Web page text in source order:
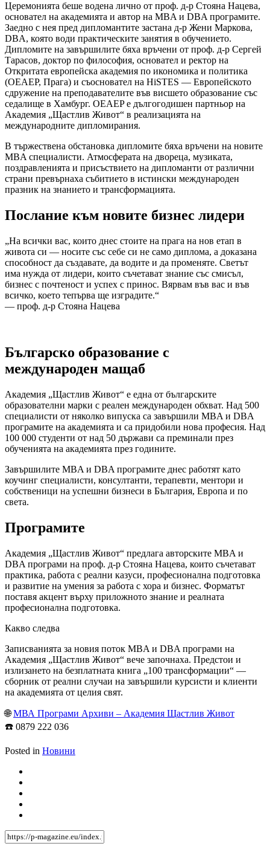
Церемонията беше водена лично от проф. д-р Стояна Нацева,
основател на академията и автор на MBA и DBA програмите.
Заедно с нея пред дипломантите застана д-р Жени Маркова,
DBA, която води практическите занятия в обучението.
Дипломите на завършилите бяха връчени от проф. д-р Сергей
Тарасов, доктор по философия, основател и ректор на
Откритата европейска академия по икономика и политика
(OEAEP, Прага) и съосновател на HiSTES — Европейското
сдружение на преподавателите във висшето образование със
седалище в Хамбург. OEAEP е дългогодишен партньор на
Академия „Щастлив Живот“ в реализацията на
международните дипломирания.
В тържествена обстановка дипломите бяха връчени на новите
MBA специалисти. Атмосферата на двореца, музиката,
поздравленията и присъствието на дипломанти от различни
страни превърнаха събитието в истински международен
празник на знанието и трансформацията.
Послание към новите бизнес лидери
„На всички вас, които днес стоите на прага на нов етап в
живота си — носите със себе си не само диплома, а доказана
способност да създавате, да водите и да променяте. Светът
има нужда от лидери, които съчетават знание със смисъл,
бизнес с почтеност и успех с принос. Вярвам във вас и във
всичко, което тепърва ще изградите.“
— проф. д-р Стояна Нацева
Българско образование с
международен мащаб
Академия „Щастлив Живот“ е една от българските
образователни марки с реален международен обхват. Над 500
специалисти от няколко випуска са завършили MBA и DBA
програмите на академията и са придобили нова професия. Над
100 000 студенти от над 50 държави са преминали през
обученията на академията през годините.
Завършилите MBA и DBA програмите днес работят като
коучинг специалисти, консултанти, терапевти, ментори и
собственици на успешни бизнеси в България, Европа и по
света.
Програмите
Академия „Щастлив Живот“ предлага авторските MBA и
DBA програми на проф. д-р Стояна Нацева, които съчетават
практика, работа с реални казуси, професионална подготовка
и развитие на умения за работа с хора и бизнес. Форматът
поставя акцент върху приложното знание и реалната
професионална подготовка.
Какво следва
Записванията за новия поток MBA и DBA програми на
Академия „Щастлив Живот“ вече започнаха. Предстои и
излизането на безплатната книга „100 трансформации“ —
сборник от реални случаи на завършили курсисти и клиенти
на академията от целия свят.
🌐МВА Програми Архиви – Академия Щастлив Живот
☎️ 0879 222 036
Posted in Новини